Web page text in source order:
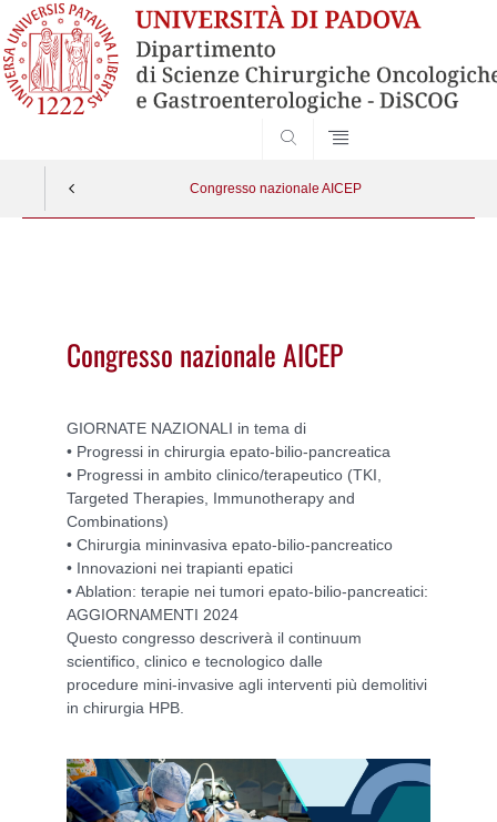
Congresso nazionale AICEP
Congresso nazionale AICEP
GIORNATE NAZIONALI in tema di
• Progressi in chirurgia epato-bilio-pancreatica
• Progressi in ambito clinico/terapeutico (TKI,
Targeted Therapies, Immunotherapy and
Combinations)
• Chirurgia mininvasiva epato-bilio-pancreatico
• Innovazioni nei trapianti epatici
• Ablation: terapie nei tumori epato-bilio-pancreatici:
AGGIORNAMENTI 2024
Questo congresso descriverà il continuum
scientifico, clinico e tecnologico dalle
procedure mini-invasive agli interventi più demolitivi
in chirurgia HPB.